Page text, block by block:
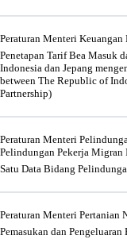
Peraturan Menteri
Penetapan Tarif Bea Masuk
Indonesia dan Jepang
between The Republic of
Partnership)
Peraturan Menteri
Pelindungan Pekerja Migran
Satu Data Bidang
Peraturan Menteri Pertanian
Pemasukan dan